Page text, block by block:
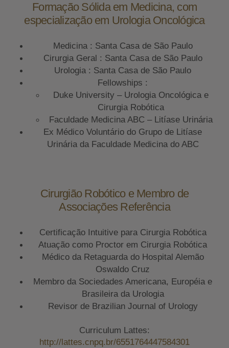
Formação Sólida em Medicina, com
especialização em Urologia Oncológica
Medicina : Santa Casa de São Paulo
Cirurgia Geral : Santa Casa de São Paulo
Urologia : Santa Casa de São Paulo
Fellowships :
Duke University – Urologia Oncológica e
Cirurgia Robótica
Faculdade Medicina ABC – Litíase Urinária
Ex Médico Voluntário do Grupo de Litíase
Urinária da Faculdade Medicina do ABC
Cirurgião Robótico e Membro de
Associações Referência
Certificação Intuitive para Cirurgia Robótica
Atuação como Proctor em Cirurgia Robótica
Médico da Retaguarda do Hospital Alemão
Oswaldo Cruz
Membro da Sociedades Americana, Européia e
Brasileira da Urologia
Revisor de Brazilian Journal of Urology
Curriculum Lattes:
http://lattes.cnpq.br/6551764447584301